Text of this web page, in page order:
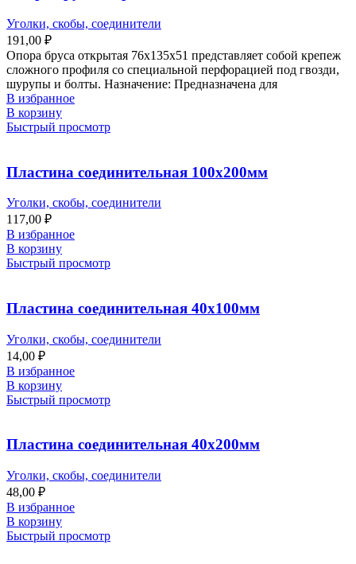
Уголки, скобы, соединители
191,00 ₽
Опора бруса открытая 76х135х51 представляет собой крепеж
сложного профиля со специальной перфорацией под гвозди,
шурупы и болты. Назначение: Предназначена для
В избранное
В корзину
Быстрый просмотр
Пластина соединительная 100х200мм
Уголки, скобы, соединители
117,00 ₽
В избранное
В корзину
Быстрый просмотр
Пластина соединительная 40х100мм
Уголки, скобы, соединители
14,00 ₽
В избранное
В корзину
Быстрый просмотр
Пластина соединительная 40х200мм
Уголки, скобы, соединители
48,00 ₽
В избранное
В корзину
Быстрый просмотр